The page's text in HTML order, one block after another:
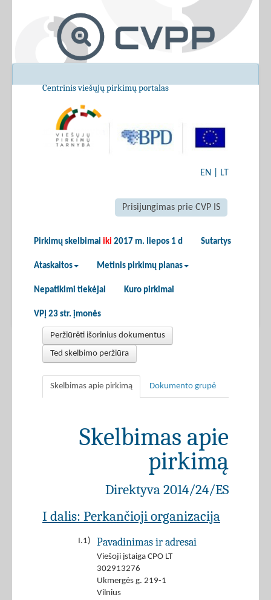
Centrinis viešųjų pirkimų portalas
EN LT
Prisijungimas prie CVP IS
Pirkimų skelbimai iki 2017 m. liepos 1 d Sutartys
Ataskaitos Metinis pirkimų planas
Nepatikimi tiekėjai Kuro pirkimai
VPĮ 23 str. įmonės
Peržiūrėti išorinius dokumentus
Ted skelbimo peržiūra
Skelbimas apie pirkimą Dokumento grupė
Skelbimas apie
pirkimą
Direktyva 2014/24/ES
I dalis: Perkančioji organizacija
I.1) Pavadinimas ir adresai
Viešoji įstaiga CPO LT
302913276
Ukmergės g. 219-1
Vilnius